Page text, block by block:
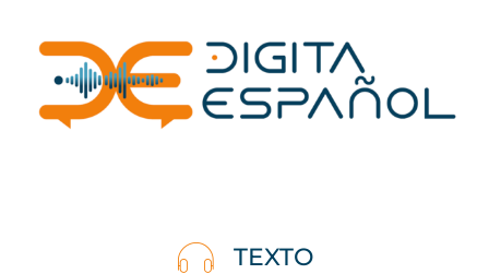
content
TEXTO